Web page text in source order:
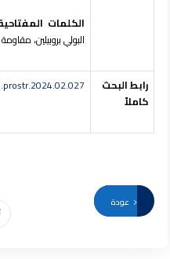
الكلمات
البولي بروبيلين،
رابط البحث
كاملاً